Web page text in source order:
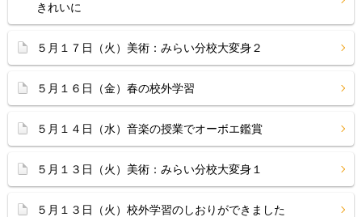
きれいに
５月１７日（火）美術：みらい分校大変身２
５月１６日（金）春の校外学習
５月１４日（水）音楽の授業でオーボエ鑑賞
５月１３日（火）美術：みらい分校大変身１
５月１３日（火）校外学習のしおりができました